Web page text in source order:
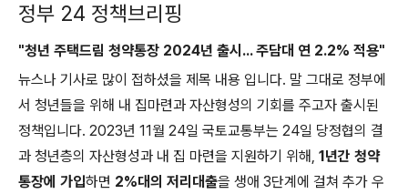
정부 24 정책브리핑
"청년 주택드림 청약통장 2024년 출시... 주담대 연 2.2% 적용"
뉴스나 기사로 많이 접하셨을 제목 내용 입니다. 말 그대로 정부에
서 청년들을 위해 내 집마련과 자산형성의 기회를 주고자 출시된
정책입니다. 2023년 11월 24일 국토교통부는 24일 당정협의 결
과 청년층의 자산형성과 내 집 마련을 지원하기 위해, 1년간 청약
통장에 가입하면 2%대의 저리대출을 생애 3단계에 걸쳐 추가 우